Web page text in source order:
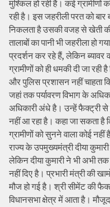
मुश्किल हो रही है। कई ग्रामीणों
रही है। इस जहरीली परत को बार
निकलता है उसकी वजह से खेती
तालाबों का पानी भी जहरीला हो
प्रदर्शन कर रहे हैं, लेकिन
ग्रामीणों को ही धमकी दी जा
और पुलिस प्रशासन नहीं चाहता
जहां तक पर्यावरण विभाग के
अधिकारी अंधे है। उन्हें फैक्ट्री
नहीं आ रहा है। कहा जा सकता है
ग्रामीणों को सुनने वाला कोई
राज्य के उपमुख्यमंत्री दीया
लेकिन दीया कुमारी ने भी अभी
नहीं दिए है। प्रभारी मंत्री की
मौज हो गई है। श्री सीमेंट की
विधानसभा क्षेत्र में आता है।